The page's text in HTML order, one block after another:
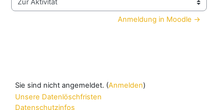
Zur Aktivität
Anmeldung in Moodle →
Sie sind nicht angemeldet. (Anmelden)
Unsere Datenlöschfristen
Datenschutzinfos